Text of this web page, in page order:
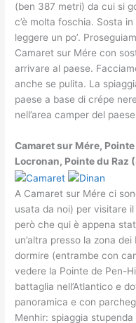
(ben 387 metri) da cui si
c’è molta foschia. Sosta
leggere un po’.
Camaret sur Mére con
arrivare al paese.
anche se pulita. La
paese a base di crépe
nell’area camper del
Camaret sur Mére,
Locronan, Pointe du Raz
A Camaret sur Mére ci
usata da noi) per visitare
però che qui è appena
un’altra presso la zona
dormire (entrambe con
vedere la Pointe de Pen-
battaglia nell’Atlantico e
panoramica e con
Menhir: spiaggia